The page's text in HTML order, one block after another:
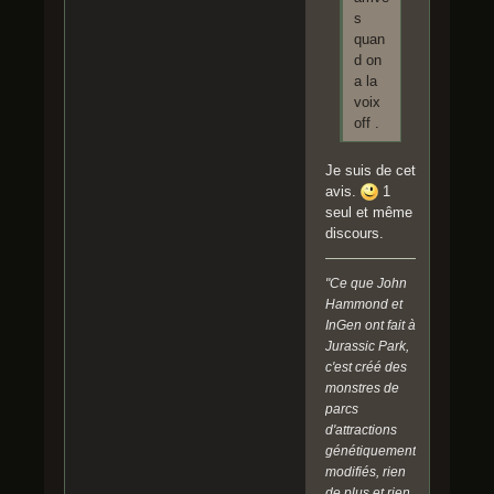
s
quan
d on
a la
voix
off .
Je suis de cet
avis.
1
seul et même
discours.
"Ce que John
Hammond et
InGen ont fait à
Jurassic Park,
c'est créé des
monstres de
parcs
d'attractions
génétiquement
modifiés, rien